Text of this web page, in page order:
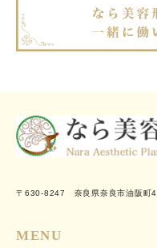
〒630-8247 奈良県奈良市油阪町
MENU